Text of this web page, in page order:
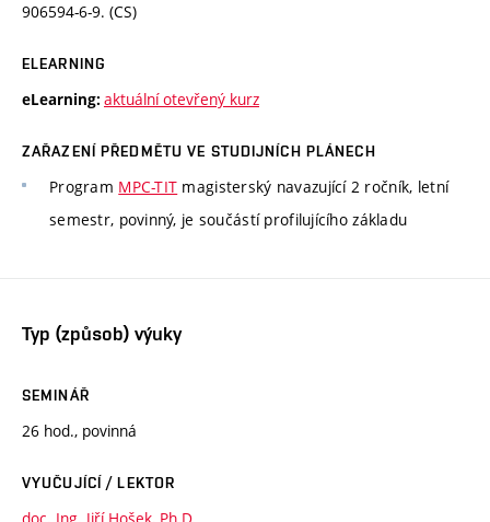
906594-6-9. (CS)
ELEARNING
eLearning: aktuální otevřený kurz
ZAŘAZENÍ PŘEDMĚTU VE STUDIJNÍCH PLÁNECH
Program MPC-TIT magisterský navazující 2 ročník, letní
semestr, povinný, je součástí profilujícího základu
Typ (způsob) výuky
SEMINÁŘ
26 hod., povinná
VYUČUJÍCÍ / LEKTOR